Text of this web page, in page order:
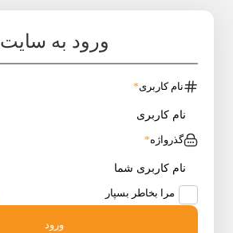
ورود به سایت
نام کاربری*
گذرواژه*
مرا بخاطر بسپار
ورود